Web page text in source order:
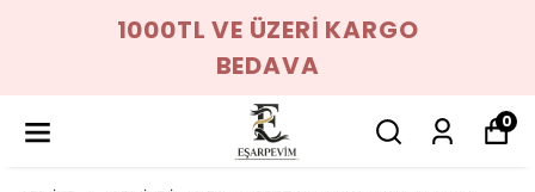
1000TL VE ÜZERİ KARGO
BEDAVA
0